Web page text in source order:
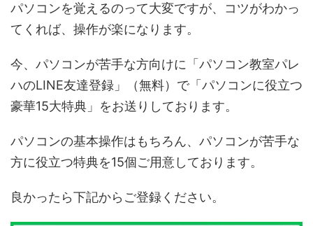
パソコンを覚えるのって大変ですが、コツがわかっ
てくれば、操作が楽になります。
今、パソコンが苦手な方向けに「パソコン教室パレ
ハのLINE友達登録」（無料）で「パソコンに役立つ
豪華15大特典」をお送りしております。
パソコンの基本操作はもちろん、パソコンが苦手な
方に役立つ特典を15個ご用意しております。
良かったら下記からご登録ください。